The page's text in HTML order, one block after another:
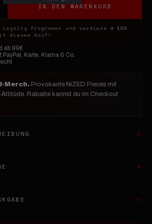
IN DEN WARENKORB
Programms und verdiene ⌀ 100
diesem Kauf!
ab 99€
Karte, Klarna & Co.
Merch. Provokante NiZED Pieces mit
Attitüde. Rabatte kannst du im Checkout